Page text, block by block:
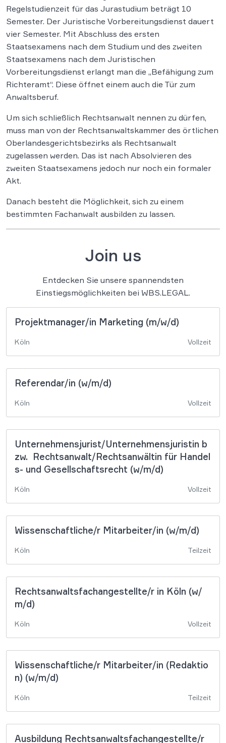
Regelstudienzeit für das Jurastudium beträgt 10
Semester. Der Juristische Vorbereitungsdienst dauert
vier Semester. Mit Abschluss des ersten
Staatsexamens nach dem Studium und des zweiten
Staatsexamens nach dem Juristischen
Vorbereitungsdienst erlangt man die „Befähigung zum
Richteramt“. Diese öffnet einem auch die Tür zum
Anwaltsberuf.
Um sich schließlich Rechtsanwalt nennen zu dürfen,
muss man von der Rechtsanwaltskammer des örtlichen
Oberlandesgerichtsbezirks als Rechtsanwalt
zugelassen werden. Das ist nach Absolvieren des
zweiten Staatsexamens jedoch nur noch ein formaler
Akt.
Danach besteht die Möglichkeit, sich zu einem
bestimmten Fachanwalt ausbilden zu lassen.
Join us
Entdecken Sie unsere spannendsten
Einstiegsmöglichkeiten bei WBS.LEGAL.
Projektmanager/in Marketing (m/w/d)
Köln Vollzeit
Referendar/in (w/m/d)
Köln Vollzeit
Unternehmensjurist/Unternehmensjuristin b
zw. Rechtsanwalt/Rechtsanwältin für Handel
s- und Gesellschaftsrecht (w/m/d)
Köln Vollzeit
Wissenschaftliche/r Mitarbeiter/in (w/m/d)
Köln Teilzeit
Rechtsanwaltsfachangestellte/r in Köln (w/
m/d)
Köln Vollzeit
Wissenschaftliche/r Mitarbeiter/in (Redaktio
n) (w/m/d)
Köln Teilzeit
Ausbildung Rechtsanwaltsfachangestellte/r